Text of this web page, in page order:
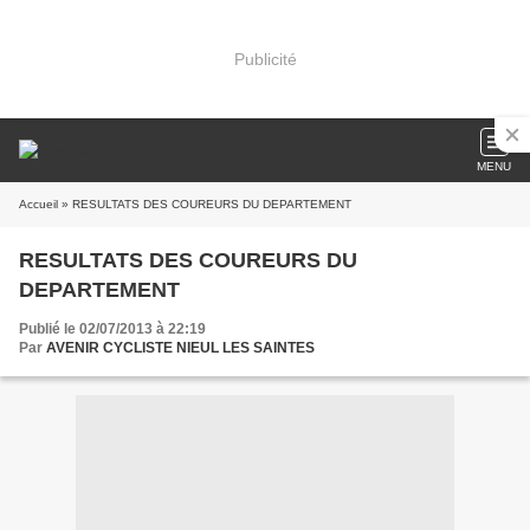
Publicité
MENU
Accueil » RESULTATS DES COUREURS DU DEPARTEMENT
RESULTATS DES COUREURS DU
DEPARTEMENT
Publié le 02/07/2013 à 22:19
Par AVENIR CYCLISTE NIEUL LES SAINTES